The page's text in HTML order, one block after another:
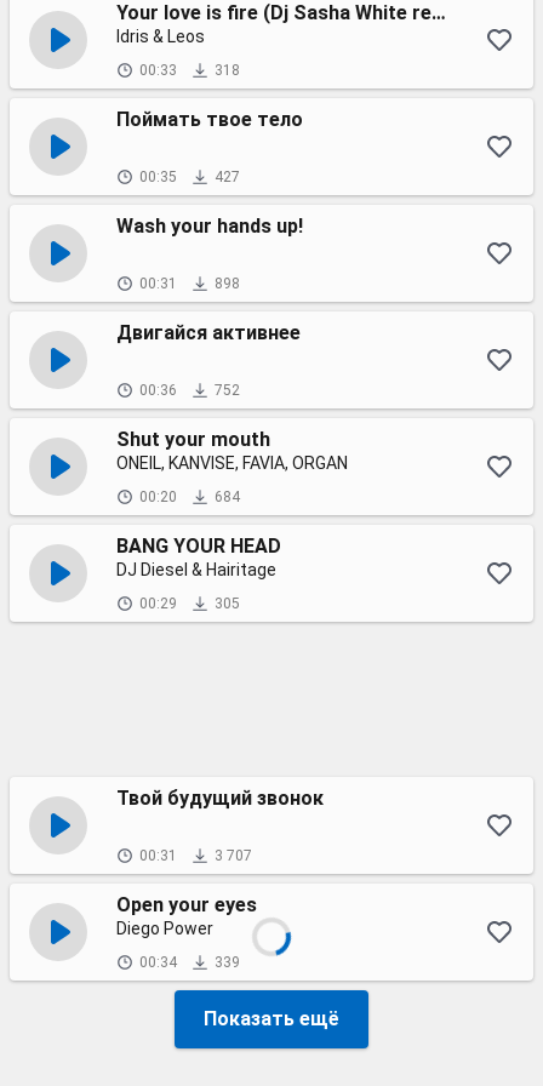
Your love is fire (Dj Sasha White remix) 2023
Idris & Leos
00:33 318
Поймать твое тело
00:35 427
Wash your hands up!
00:31 898
Двигайся активнее
00:36 752
Shut your mouth
ONEIL, KANVISE, FAVIA, ORGAN
00:20 684
BANG YOUR HEAD
DJ Diesel & Hairitage
00:29 305
Твой будущий звонок
00:31 3 707
Open your eyes
Diego Power
00:34 339
Показать ещё